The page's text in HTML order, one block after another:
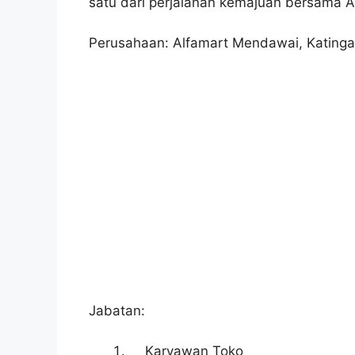
Perusahaan: Alfamart Mendawai,
Jabatan:
Karyawan Toko